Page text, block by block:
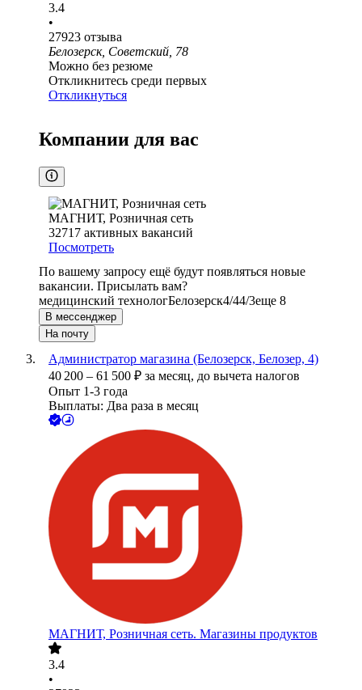
3.4
•
27923 отзыва
Белозерск, Советский, 78
Можно без резюме
Откликнитесь среди первых
Откликнуться
Компании для вас
МАГНИТ, Розничная сеть
32717 активных вакансий
Посмотреть
По вашему запросу ещё будут появляться новые
вакансии. Присылать вам?
медицинский технологБелозерск4/44/3еще 8
В мессенджер
На почту
Администратор магазина (Белозерск, Белозер, 4)
40 200 – 61 500 ₽ за месяц, до вычета налогов
Опыт 1-3 года
Выплаты: Два раза в месяц
МАГНИТ, Розничная сеть. Магазины продуктов
3.4
•